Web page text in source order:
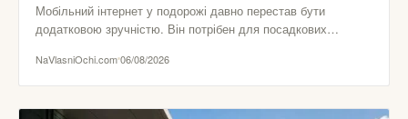
Мобільний інтернет у подорожі давно перестав бути
додатковою зручністю. Він потрібен для посадкових
NaVlasniOchi.com06/08/2026